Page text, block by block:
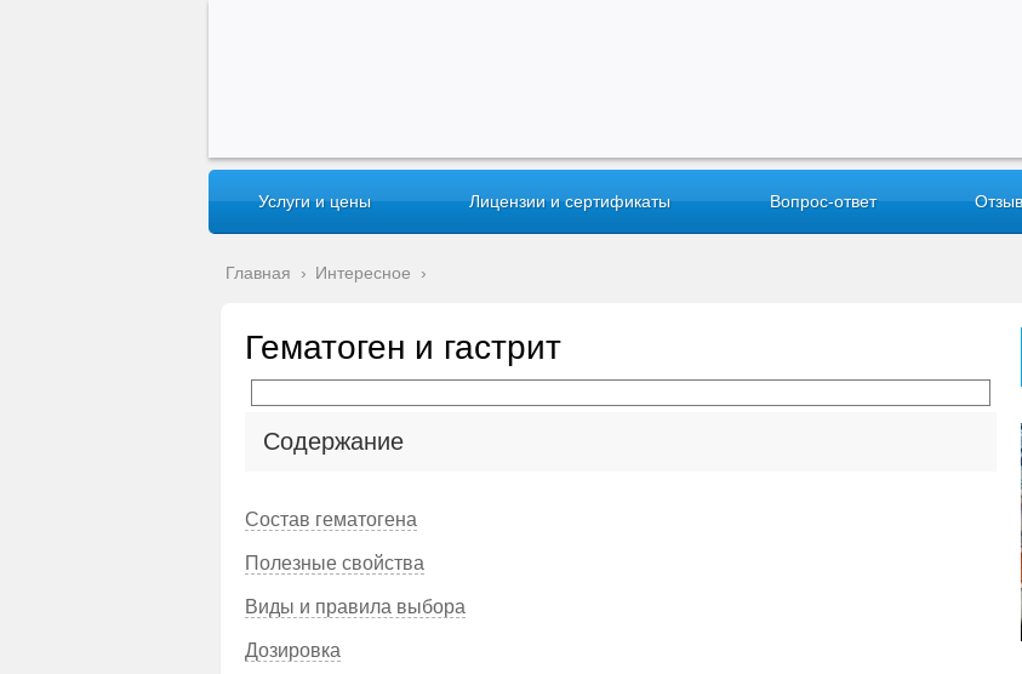
Услуги и цены Лицензии и сертификаты Вопрос-ответ
Главная › Интересное ›
Гематоген и гастрит
Содержание
Состав гематогена
Полезные свойства
Виды и правила выбора
Дозировка